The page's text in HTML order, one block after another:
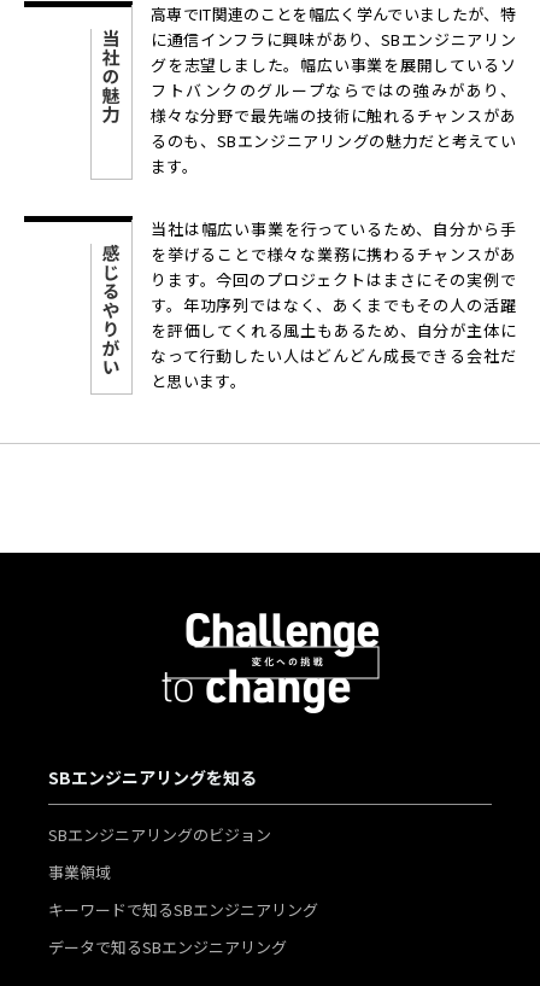
高専でIT関連のことを幅広く学んでいましたが、特
に通信インフラに興味があり、SBエンジニアリン
グを志望しました。幅広い事業を展開しているソ
フトバンクのグループならではの強みがあり、
様々な分野で最先端の技術に触れるチャンスがあ
るのも、SBエンジニアリングの魅力だと考えてい
ます。
当社は幅広い事業を行っているため、自分から手
を挙げることで様々な業務に携わるチャンスがあ
ります。今回のプロジェクトはまさにその実例で
す。年功序列ではなく、あくまでもその人の活躍
を評価してくれる風土もあるため、自分が主体に
なって行動したい人はどんどん成長できる会社だ
と思います。
SBエンジニアリングを知る
SBエンジニアリングのビジョン
事業領域
キーワードで知るSBエンジニアリング
データで知るSBエンジニアリング